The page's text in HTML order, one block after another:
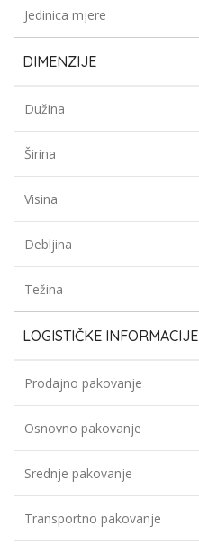
Jedinica mjere
DIMENZIJE
Dužina
Širina
Visina
Debljina
Težina
LOGISTIČKE INFORMACIJE
Prodajno pakovanje
Osnovno pakovanje
Srednje pakovanje
Transportno pakovanje